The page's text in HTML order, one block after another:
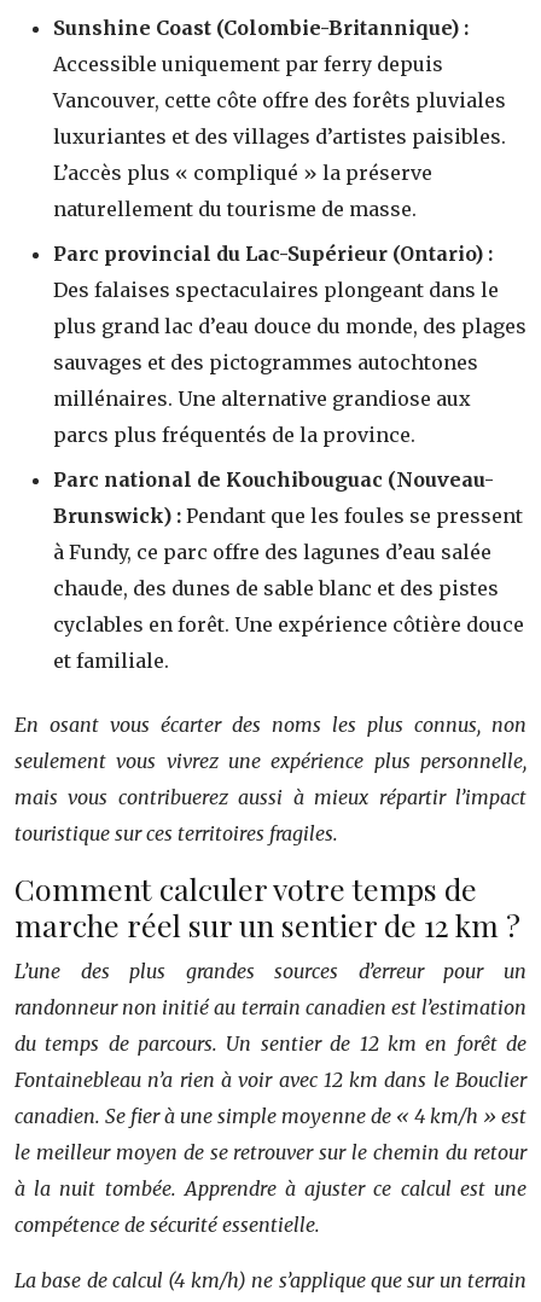
Sunshine Coast (Colombie-Britannique) :
Accessible uniquement par ferry depuis
Vancouver, cette côte offre des forêts pluviales
luxuriantes et des villages d’artistes paisibles.
L’accès plus « compliqué » la préserve
naturellement du tourisme de masse.
Parc provincial du Lac-Supérieur (Ontario) :
Des falaises spectaculaires plongeant dans le
plus grand lac d’eau douce du monde, des plages
sauvages et des pictogrammes autochtones
millénaires. Une alternative grandiose aux
parcs plus fréquentés de la province.
Parc national de Kouchibouguac (Nouveau-
Brunswick) : Pendant que les foules se pressent
à Fundy, ce parc offre des lagunes d’eau salée
chaude, des dunes de sable blanc et des pistes
cyclables en forêt. Une expérience côtière douce
et familiale.
En osant vous écarter des noms les plus connus, non
seulement vous vivrez une expérience plus personnelle,
mais vous contribuerez aussi à mieux répartir l’impact
touristique sur ces territoires fragiles.
Comment calculer votre temps de
marche réel sur un sentier de 12 km ?
L’une des plus grandes sources d’erreur pour un
randonneur non initié au terrain canadien est l’estimation
du temps de parcours. Un sentier de 12 km en forêt de
Fontainebleau n’a rien à voir avec 12 km dans le Bouclier
canadien. Se fier à une simple moyenne de « 4 km/h » est
le meilleur moyen de se retrouver sur le chemin du retour
à la nuit tombée. Apprendre à ajuster ce calcul est une
compétence de sécurité essentielle.
La base de calcul (4 km/h) ne s’applique que sur un terrain